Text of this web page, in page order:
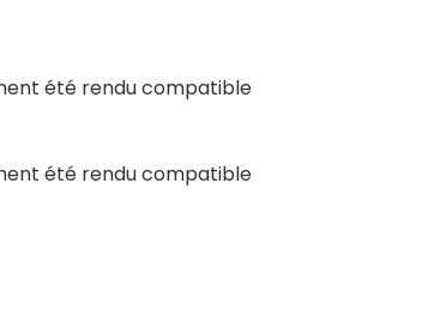
été rendu compatible
été rendu compatible